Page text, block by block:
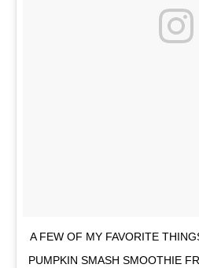
A FEW OF MY FAVORITE
PUMPKIN SMASH SMOOTHIE